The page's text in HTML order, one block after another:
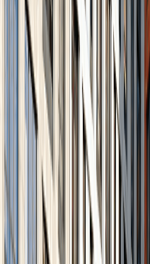
Входная группа
Ипотечный
лет